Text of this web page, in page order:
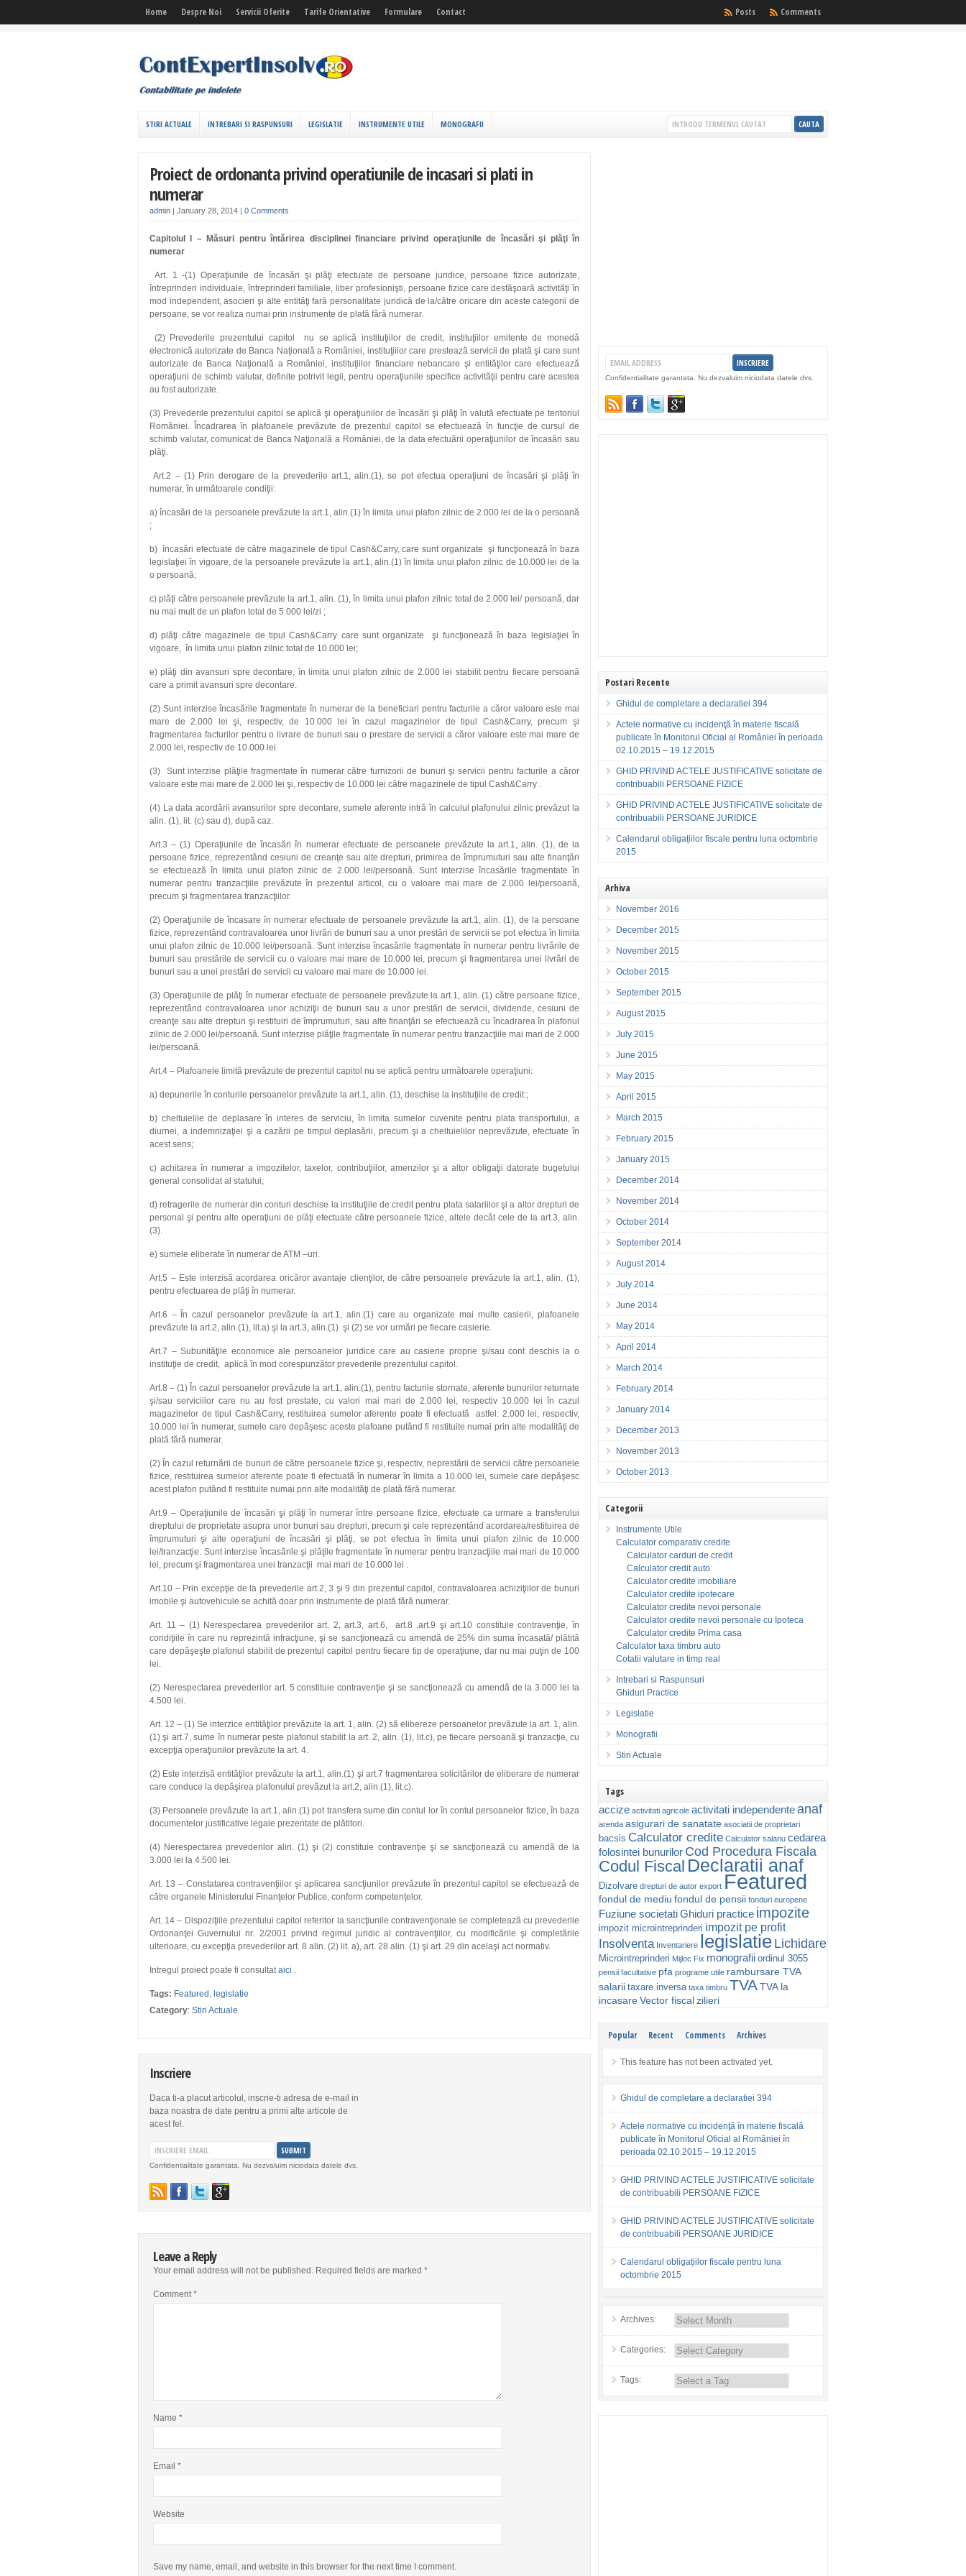
Home Despre Noi Servicii Oferite Tarife Orientative Formulare Contact Comments
Posts
STIRI ACTUALE INTREBARI SI RASPUNSURI LEGISLATIE INSTRUMENTE UTILE MONOGRAFII
Proiect de ordonanta privind operatiunile de incasari si plati in
numerar
admin | January 28, 2014 | 0 Comments
Capitolul I – Măsuri pentru întărirea disciplinei financiare privind operaţiunile de încasări şi plăţi în
numerar
Art. 1 -(1) Operaţiunile de încasări şi plăţi efectuate de persoane juridice, persoane fizice autorizate,
întreprinderi individuale, întreprinderi familiale, liber profesionişti, persoane fizice care desfăşoară activităţi în
mod independent, asocieri şi alte entităţi fară personalitate juridică de la/către oricare din aceste categorii de
persoane, se vor realiza numai prin instrumente de plată fără numerar.
(2) Prevederile prezentului capitol nu se aplică instituţiilor de credit, instituţiilor emitente de monedă
electronică autorizate de Banca Naţională a României, instituţiilor care prestează servicii de plată şi care sunt
autorizate de Banca Naţională a României, instituţiilor financiare nebancare şi entităţilor care efectuează
operaţiuni de schimb valutar, definite potrivit legii, pentru operaţiunile specifice activităţii pentru care acestea
au fost autorizate.
(3) Prevederile prezentului capitol se aplică şi operaţiunilor de încasări şi plăţi în valută efectuate pe teritoriul
României. Încadrarea în plafoanele prevăzute de prezentul capitol se efectuează în funcţie de cursul de
schimb valutar, comunicat de Banca Naţională a României, de la data efectuării operaţiunilor de încasări sau
plăţi.
Art.2 – (1) Prin derogare de la prevederile art.1, alin.(1), se pot efectua operaţiuni de încasări şi plăţi în
numerar, în următoarele condiţii:
a) încasări de la persoanele prevăzute la art.1, alin.(1) în limita unui plafon zilnic de 2.000 lei de la o persoană
;
b) încasări efectuate de către magazinele de tipul Cash&Carry, care sunt organizate şi funcţionează în baza
legislaţiei în vigoare, de la persoanele prevăzute la art.1, alin.(1) în limita unui plafon zilnic de 10.000 lei de la
o persoană;
c) plăţi către persoanele prevăzute la art.1, alin. (1), în limita unui plafon zilnic total de 2.000 lei/ persoană, dar
nu mai mult de un plafon total de 5.000 lei/zi ;
d) plăţi către magazinele de tipul Cash&Carry care sunt organizate şi funcţionează în baza legislaţiei în
vigoare, în limita unui plafon zilnic total de 10.000 lei;
e) plăţi din avansuri spre decontare, în limita unui plafon zilnic de 2.000 lei stabilit pentru fiecare persoană
care a primit avansuri spre decontare.
(2) Sunt interzise încasările fragmentate în numerar de la beneficiari pentru facturile a căror valoare este mai
mare de 2.000 lei şi, respectiv, de 10.000 lei în cazul magazinelor de tipul Cash&Carry, precum şi
fragmentarea facturilor pentru o livrare de bunuri sau o prestare de servicii a căror valoare este mai mare de
2.000 lei, respectiv de 10.000 lei.
(3) Sunt interzise plăţile fragmentate în numerar către furnizorii de bunuri şi servicii pentru facturile a căror
valoare este mai mare de 2.000 lei şi, respectiv de 10.000 lei către magazinele de tipul Cash&Carry .
(4) La data acordării avansurilor spre decontare, sumele aferente intră în calculul plafonului zilnic prevăzut la
alin. (1), lit. (c) sau d), după caz.
Art.3 – (1) Operaţiunile de încasări în numerar efectuate de persoanele prevăzute la art.1, alin. (1), de la
persoane fizice, reprezentând cesiuni de creanţe sau alte drepturi, primirea de împrumuturi sau alte finanţări
se efectuează în limita unui plafon zilnic de 2.000 lei/persoană. Sunt interzise încasările fragmentate în
numerar pentru tranzacţiile prevăzute în prezentul articol, cu o valoare mai mare de 2.000 lei/persoană,
precum şi fragmentarea tranzacţiilor.
(2) Operaţiunile de încasare în numerar efectuate de persoanele prevăzute la art.1, alin. (1), de la persoane
fizice, reprezentând contravaloarea unor livrări de bunuri sau a unor prestări de servicii se pot efectua în limita
unui plafon zilnic de 10.000 lei/persoană. Sunt interzise încasările fragmentate în numerar pentru livrările de
bunuri sau prestările de servicii cu o valoare mai mare de 10.000 lei, precum şi fragmentarea unei livrări de
bunuri sau a unei prestări de servicii cu valoare mai mare de 10.000 lei.
(3) Operaţiunile de plăţi în numerar efectuate de persoanele prevăzute la art.1, alin. (1) către persoane fizice,
reprezentând contravaloarea unor achiziţii de bunuri sau a unor prestări de servicii, dividende, cesiuni de
creanţe sau alte drepturi şi restituiri de împrumuturi, sau alte finanţări se efectuează cu încadrarea în plafonul
zilnic de 2.000 lei/persoană. Sunt interzise plăţile fragmentate în numerar pentru tranzacţiile mai mari de 2.000
lei/persoană.
Art.4 – Plafoanele limită prevăzute de prezentul capitol nu se aplică pentru următoarele operaţiuni:
a) depunerile în conturile persoanelor prevăzute la art.1, alin. (1), deschise la instituţiile de credit:;
b) cheltuielile de deplasare în interes de serviciu, în limita sumelor cuvenite pentru plata transportului, a
diurnei, a indemnizaţiei şi a cazării pe timpul deplasării, precum şi a cheltuielilor neprevăzute, efectuate în
acest sens;
c) achitarea în numerar a impozitelor, taxelor, contribuţiilor, amenzilor şi a altor obligaţii datorate bugetului
general consolidat al statului;
d) retragerile de numerar din conturi deschise la instituţiile de credit pentru plata salariilor şi a altor drepturi de
personal şi pentru alte operaţiuni de plăţi efectuate către persoanele fizice, altele decât cele de la art.3, alin.
(3).
e) sumele eliberate în numerar de ATM –uri.
Art.5 – Este interzisă acordarea oricăror avantaje clienţilor, de către persoanele prevăzute la art.1, alin. (1),
pentru efectuarea de plăţi în numerar.
Art.6 – În cazul persoanelor prevăzute la art.1, alin.(1) care au organizate mai multe casierii, plafoanele
prevăzute la art.2, alin.(1), lit.a) şi la art.3, alin.(1) şi (2) se vor urmări pe fiecare casierie.
Art.7 – Subunităţile economice ale persoanelor juridice care au casierie proprie şi/sau cont deschis la o
instituţie de credit, aplică în mod corespunzător prevederile prezentului capitol.
Art.8 – (1) În cazul persoanelor prevăzute la art.1, alin.(1), pentru facturile stornate, aferente bunurilor returnate
şi/sau serviciilor care nu au fost prestate, cu valori mai mari de 2.000 lei, respectiv 10.000 lei în cazul
magazinelor de tipul Cash&Carry, restituirea sumelor aferente poate fi efectuată astfel: 2.000 lei, respectiv,
10.000 lei în numerar, sumele care depăşesc aceste plafoane putând fi restituite numai prin alte modalităţi de
plată fără numerar.
(2) În cazul returnării de bunuri de către persoanele fizice şi, respectiv, neprestării de servicii către persoanele
fizice, restituirea sumelor aferente poate fi efectuată în numerar în limita a 10.000 lei, sumele care depăşesc
acest plafon putând fi restituite numai prin alte modalităţi de plată fără numerar.
Art.9 – Operaţiunile de încasări şi plăţi în numerar între persoane fizice, efectuate ca urmare a transferului
dreptului de proprietate asupra unor bunuri sau drepturi, precum şi cele reprezentând acordarea/restituirea de
împrumuturi şi alte operaţiuni de încasări şi plăţi, se pot efectua în limita unui plafon zilnic de 10.000
lei/tranzacţie. Sunt interzise încasările şi plăţile fragmentate în numerar pentru tranzacţiile mai mari de 10.000
lei, precum şi fragmentarea unei tranzacţii mai mari de 10.000 lei .
Art.10 – Prin excepţie de la prevederile art.2, 3 şi 9 din prezentul capitol, contravaloarea achiziţiilor de bunuri
imobile şi autovehicule se achită doar prin instrumente de plată fără numerar.
Art. 11 – (1) Nerespectarea prevederilor art. 2, art.3, art.6, art.8 ,art.9 şi art.10 constituie contravenţie, în
condiţiile în care nu reprezintă infracţiune, şi se sancţionează cu amendă de 25% din suma încasată/ plătită
care depăşeşte plafonul stabilit de prezentul capitol pentru fiecare tip de operaţiune, dar nu mai puţin de 100
lei.
(2) Nerespectarea prevederilor art. 5 constituie contravenţie şi se sancţionează cu amendă de la 3.000 lei la
4.500 lei.
Art. 12 – (1) Se interzice entităţilor prevăzute la art. 1, alin. (2) să elibereze persoanelor prevăzute la art. 1, alin.
(1) şi art.7, sume în numerar peste plafonul stabilit la art. 2, alin. (1), lit.c), pe fiecare persoană şi tranzacţie, cu
excepţia operaţiunilor prevăzute la art. 4.
(2) Este interzisă entităţilor prevăzute la art.1, alin.(1) şi art.7 fragmentarea solicitărilor de eliberare de numerar
care conduce la depăşirea plafonului prevăzut la art.2, alin.(1), lit.c).
(3) Persoanele prevăzute la art.1, alin.(1) pot transfera sume din contul lor în contul persoanelor fizice, în baza
documentelor justificative legale prezentate de plătitori.
(4) Nerespectarea prevederilor alin. (1) şi (2) constituie contravenţie şi se sancţionează cu amendă de la
3.000 lei la 4.500 lei.
Art. 13 – Constatarea contravenţiilor şi aplicarea sancţiunilor prevăzute în prezentul capitol se efectuează de
către organele Ministerului Finanţelor Publice, conform competenţelor.
Art. 14 – Dispoziţiile prezentului capitol referitor la sancţiunile contravenţionale se completează cu prevederile
Ordonanţei Guvernului nr. 2/2001 privind regimul juridic al contravenţiilor, cu modificările şi completările
ulterioare, cu excepţia prevederilor art. 8 alin. (2) lit. a), art. 28 alin. (1) şi art. 29 din acelaşi act normativ.
Intregul proiect poate fi consultataici .
Tags: Featured , legislatie
Category: Stiri Actuale
Inscriere
Daca ti-a placut articolul, inscrie-ti adresa de e-mail in
baza noastra de date pentru a primi alte articole de
acest fel.
Confidentialitate garantata. Nu dezvaluim niciodata datele dvs.
Leave a Reply
Your email address will not be published. Required fields are marked *
Comment*
Name *
Email *
Website
Save my name, email, and website in this browser for the next time I comment.
Confidentialitate garantata. Nu dezvaluim niciodata datele dvs.
Postari Recente
Ghidul de completare a declaratiei 394
Actele normative cu incidenţă în materie fiscală
publicate în Monitorul Oficial al României în perioada
02.10.2015 – 19.12.2015
GHID PRIVIND ACTELE JUSTIFICATIVE solicitate de
contribuabili PERSOANE FIZICE
GHID PRIVIND ACTELE JUSTIFICATIVE solicitate de
contribuabili PERSOANE JURIDICE
Calendarul obligațiilor fiscale pentru luna octombrie
2015
Arhiva
November 2016
December 2015
November 2015
October 2015
September 2015
August 2015
July 2015
June 2015
May 2015
April 2015
March 2015
February 2015
January 2015
December 2014
November 2014
October 2014
September 2014
August 2014
July 2014
June 2014
May 2014
April 2014
March 2014
February 2014
January 2014
December 2013
November 2013
October 2013
Categorii
Instrumente Utile
Calculator comparativ credite
Calculator carduri de credit
Calculator credit auto
Calculator credite imobiliare
Calculator credite ipotecare
Calculator credite nevoi personale
Calculator credite nevoi personale cu Ipoteca
Calculator credite Prima casa
Calculator taxa timbru auto
Cotatii valutare in timp real
Intrebari si Raspunsuri
Ghiduri Practice
Legislatie
Monografii
Stiri Actuale
Tags
accize activitati agricole activitati independenteanaf
arenda asigurari de sanatate asociatii de proprietari
bacsis Calculator credite Calculator salariu cedarea
folosintei bunurilor Cod Procedura Fiscala
Codul Fiscal Declaratii anaf
Dizolvare drepturi de autor export Featured
fondul de mediu fondul de pensii fonduri europene
Fuziune societatiGhiduri practice impozite
impozit microintreprinderi impozit pe profit
Insolventa Inventariere legislatieLichidare
Microintreprinderi Mijloc Fix monografii ordinul 3055
pensii facultative pfa programe utile rambursare TVA
salarii taxare inversa taxa timbru TVATVA la
incasareVector fiscalzilieri
Popular Recent Comments Archives
This feature has not been activated yet.
Ghidul de completare a declaratiei 394
Actele normative cu incidenţă în materie fiscală
publicate în Monitorul Oficial al României în
perioada 02.10.2015 – 19.12.2015
GHID PRIVIND ACTELE JUSTIFICATIVE solicitate
de contribuabili PERSOANE FIZICE
GHID PRIVIND ACTELE JUSTIFICATIVE solicitate
de contribuabili PERSOANE JURIDICE
Calendarul obligațiilor fiscale pentru luna
octombrie 2015
Archives:
Categories:
Tags: